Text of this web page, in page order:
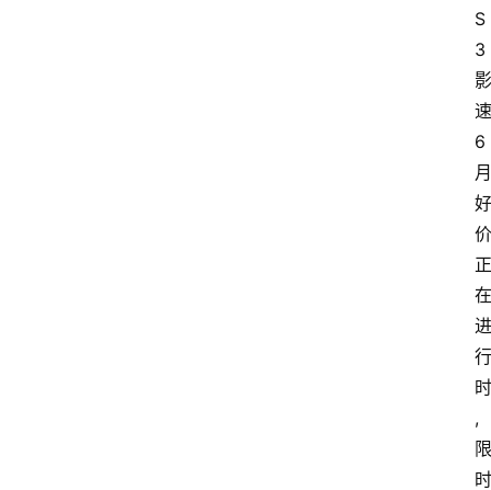
S
3
影
速
6
月
好
价
正
在
进
行
时
,
限
时